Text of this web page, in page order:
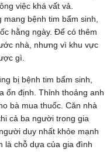
việc khá vất vả.
bệnh tim bẩm sinh,
hằng ngày. Để có thêm
nhà, nhưng vì khu vực
gì.
bị bệnh tim bẩm sinh,
ổn định. Thỉnh thoảng anh
bà mua thuốc. Căn nhà
cả ba người trong gia
duy nhất khỏe mạnh
là chỗ dựa của gia đình